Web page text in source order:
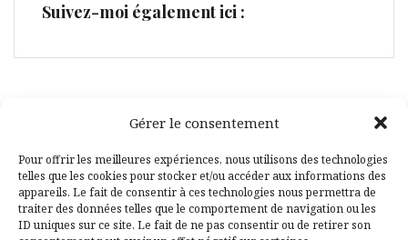
Gérer le consentement
Pour offrir les meilleures expériences, nous utilisons des technologies
telles que les cookies pour stocker et/ou accéder aux informations des
appareils. Le fait de consentir à ces technologies nous permettra de
traiter des données telles que le comportement de navigation ou les
ID uniques sur ce site. Le fait de ne pas consentir ou de retirer son
Suivez-moi également ici :
Facebook
Pinterest